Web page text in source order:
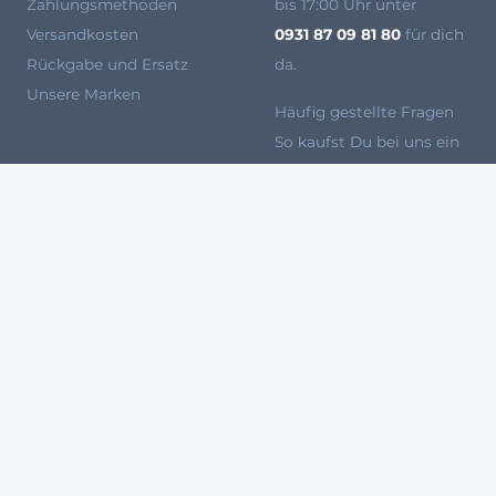
Zahlungsmethoden
Versandkosten
Rückgabe und Ersatz
Unsere Marken
bis 17:00 Uhr unter
0931 87 09 81 80 für dich
da.
Häufig gestellte Fragen
So kaufst Du bei uns ein